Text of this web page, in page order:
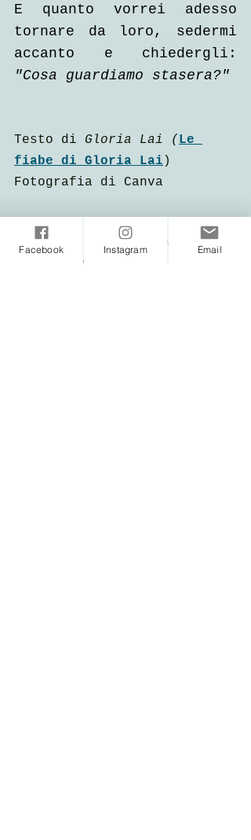
E quanto vorrei adesso
tornare da loro, sedermi
"Cosa guardiamo stasera?"
Testo di Gloria Lai (Le
fiabe di Gloria Lai )
Fotografia di Canva
Gloria LaiA proposito di affetti affetti racconti emotiviNoi e la TV
Vita da lettore
Facebook Instagram Email